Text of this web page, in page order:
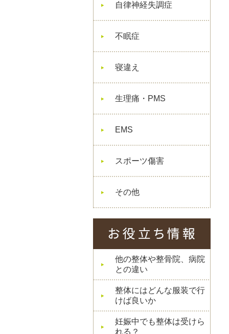
自律神経失調症
不眠症
寝違え
生理痛・PMS
EMS
スポーツ傷害
その他
他の整体や整骨院、病院
との違い
整体にはどんな服装で行
けば良いか
妊娠中でも整体は受けら
れる？